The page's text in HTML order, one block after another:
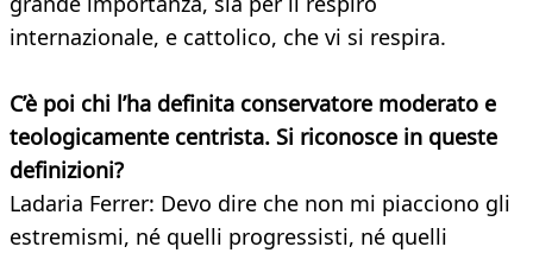
internazionale, e cattolico, che vi si respira.
C’è poi chi l’ha definita conservatore moderato e
teologicamente centrista. Si riconosce in queste
definizioni?
Ladaria Ferrer: Devo dire che non mi piacciono gli
estremismi, né quelli progressisti, né quelli